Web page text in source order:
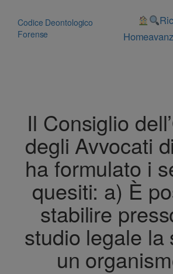
contenuto
Codice Deontologico
Forense
Home
Il Consiglio
degli Avvocati
ha formulato i
quesiti: a) È
stabilire
studio legale la
un